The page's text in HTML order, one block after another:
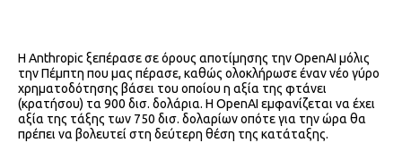
Η Anthropic ξεπέρασε σε όρους αποτίμησης την OpenAI μόλις
την Πέμπτη που μας πέρασε, καθώς ολοκλήρωσε έναν νέο γύρο
χρηματοδότησης βάσει του οποίου η αξία της φτάνει
(κρατήσου) τα 900 δισ. δολάρια. Η OpenAI εμφανίζεται να έχει
αξία της τάξης των 750 δισ. δολαρίων οπότε για την ώρα θα
πρέπει να βολευτεί στη δεύτερη θέση της κατάταξης.